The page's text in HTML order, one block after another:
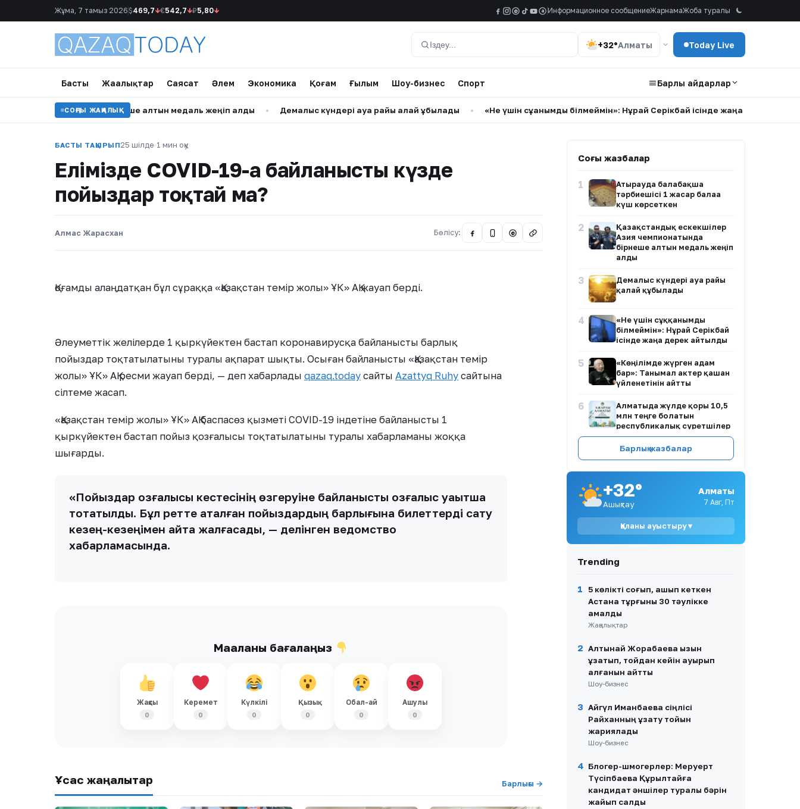
Жұма, 7 тамыз 2026 $469,7↓€542,7↓₽5,80↓ @ a Информационное сообщениеЖарнамаЖоба туралы
Іздеу
+32°Алматы Today Live
Басты Жаңалықтар Саясат Әлем Экономика Қоғам Ғылым Шоу-бизнес Спорт Барлық айдарлар
СОҢҒЫ ЖАҢАЛЫҚ
чемпионатында бірнеше алтын медаль жеңіп алды • Демалыс күндері ауа райы қалай құбылады • «Не үшін сұққанымды білмеймін»: Нұрай Серікбай ісінде жаңа дерек айтылды
БАСТЫ ТАҚЫРЫП25 шілде·1 мин оқу
Елімізде COVID-19-ға байланысты күзде
пойыздар тоқтай ма?
Алмас Жарасхан Бөлісу: @
Қоғамды алаңдатқан бұл сұраққа «Қазақстан темір жолы» ҰК» АҚ жауап берді.
Әлеуметтік желілерде 1 қыркүйектен бастап коронавирусқа байланысты барлық
пойыздар тоқтатылатыны туралы ақпарат шықты. Осыған байланысты «Қазақстан темір
жолы» ҰК» АҚ ресми жауап берді, — деп хабарлады qazaq.today сайты Azattyq Ruhy сайтына
сілтеме жасап.
«Қазақстан темір жолы» ҰК» АҚ баспасөз қызметі COVID-19 індетіне байланысты 1
қыркүйектен бастап пойыз қозғалысы тоқтатылатыны туралы хабарламаны жоққа
шығарды.
«Пойыздар қозғалысы кестесінің өзгеруіне байланысты қозғалыс уақытша
тоқтатылды. Бұл ретте аталған пойыздардың барлығына билеттерді сату
кезең-кезеңімен қайта жалғасады, — делінген ведомство
хабарламасында.
Мақаланы бағалаңыз
Жақсы
0
Керемет
0
Күлкілі
0
Қызық
0
Обал-ай
0
Ашулы
0
Ұқсас жаңалықтар Барлығы →
Соңғы жазбалар
1
Атырауда балабақша
тәрбиешісі 1 жасар балаға
күш көрсеткен
2
Қазақстандық ескекшілер
Азия чемпионатында
бірнеше алтын медаль жеңіп
алды
3
Демалыс күндері ауа райы
қалай құбылады
4
«Не үшін сұққанымды
білмеймін»: Нұрай Серікбай
ісінде жаңа дерек айтылды
5
«Көңілімде жүрген адам
бар»: Танымал актер қашан
үйленетінін айтты
6
Алматыда жүлде қоры 10,5
млн теңге болатын
республикалық суретшілер
байқауы жарияланды
7
Қазақстан Түркі тау шаңғы
8
Білім гранты иегерлерінің
тізімі жария болды
9
кімді жақтайды?
10
Ақтау тұрғыны заңсыз төлем
талап еткендерге
наразылық білдірді
Барлық жазбалар
+32°
Ашықтау
Алматы
7 Авг, Пт
Қаланы ауыстыру ▾
Trending
1
5 көлікті соғып, қашып кеткен
Астана тұрғыны 30 тәулікке
қамалды
Жаңалықтар
2 Алтынай Жорабаева қызын
ұзатып, тойдан кейін ауырып
қалғанын айтты
Шоу-бизнес
3 Айгүл Иманбаева сіңлісі
Райханның ұзату тойын
жариялады
Шоу-бизнес
4 Блогер-шмогерлер: Меруерт
Түсіпбаева Құрылтайға
кандидат әншілер туралы бәрін
жайып салды